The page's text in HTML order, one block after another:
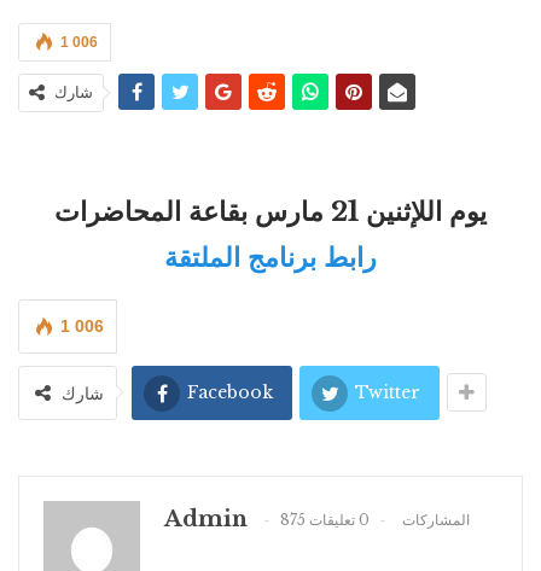
1 006
شارك
يوم اللإثنين 21 مارس بقاعة المحاضرات
رابط برنامج الملتقة
1 006
شارك Facebook Twitter
Admin 875 المشاركات 0 تعليقات